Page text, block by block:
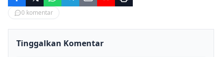
0 komentar
Tinggalkan Komentar